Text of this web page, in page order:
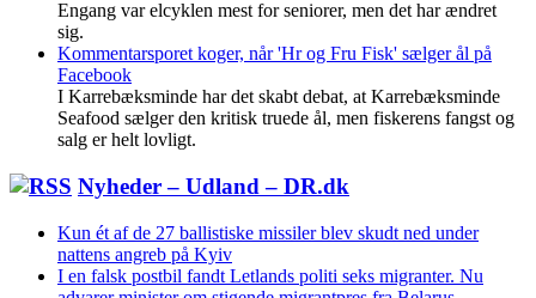
Engang var elcyklen mest for seniorer, men det har ændret
sig.
Kommentarsporet koger, når 'Hr og Fru Fisk' sælger ål på
Facebook
I Karrebæksminde har det skabt debat, at Karrebæksminde
Seafood sælger den kritisk truede ål, men fiskerens fangst og
salg er helt lovligt.
Nyheder – Udland – DR.dk
Kun ét af de 27 ballistiske missiler blev skudt ned under
nattens angreb på Kyiv
I en falsk postbil fandt Letlands politi seks migranter. Nu